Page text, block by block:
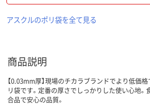
アスクルのポリ袋を全て見る
商品説明
【0.03mm厚】現場のチカラブランドでより低価
リ袋です。定番の厚さでしっかりした使い心地
合品で安心の品質。